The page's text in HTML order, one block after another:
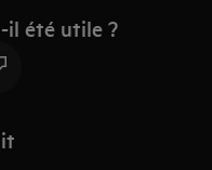
il été utile ?